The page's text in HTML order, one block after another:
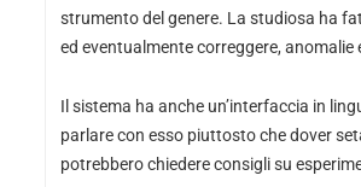
strumento del genere. La studiosa ha
ed eventualmente correggere,
Il sistema ha anche un’interfaccia in
parlare con esso piuttosto che dover
potrebbero chiedere consigli su